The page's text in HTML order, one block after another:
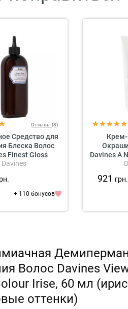
Отзывы (3)
Средство для
Блеска Волос
Finest Gloss
Davines
+ 110 бонусов
Крем-
Davines A
921 грн.
Волос Davines
Irise, 60 мл
оттенки)